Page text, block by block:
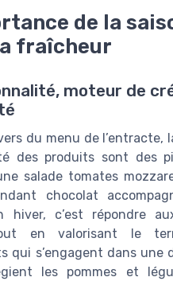
de la
fraîcheur
moteur de
du menu de
des produits sont des
salade tomates
chocolat
hiver, c’est répondre
en valorisant le
qui s’engagent dans une
les pommes et